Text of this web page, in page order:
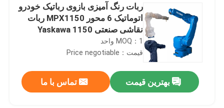
ربات رنگ آمیزی بازوی رباتیک خودرو
اتوماتیک 6 محور MPX1150 ربات
نقاشی صنعتی Yaskawa 1150
MOQ：1 واحد
قیمت：Price negotiable
بهترین قیمت تماس با ما